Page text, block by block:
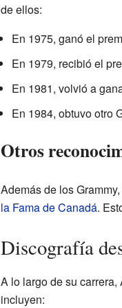
de ellos:
En 1975, ganó el
En 1979, recibió el
En 1981, volvió a
En 1984, obtuvo otro
Otros
Además de los
la Fama de Canadá.
Discografía
A lo largo de su
incluyen: